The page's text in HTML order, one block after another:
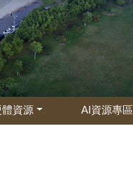
資源 AI資源專區